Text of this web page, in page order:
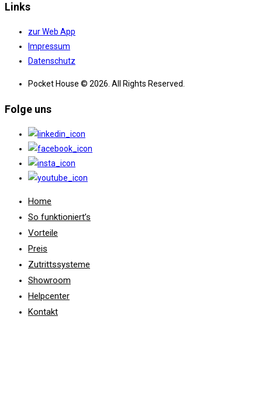
Links
zur Web App
Impressum
Datenschutz
Pocket House © 2026. All Rights Reserved.
Folge uns
Home
So funktioniert’s
Vorteile
Preis
Zutrittssysteme
Showroom
Helpcenter
Kontakt